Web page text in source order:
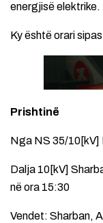
energjisë elektrike.
Ky është orari
Prishtinë
Nga NS 35/10[kV]
Dalja 10[kV]
në ora 15:30
Vendet: Sharban,